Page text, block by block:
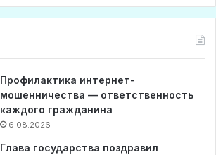
Профилактика интернет-
мошенничества — ответственность
каждого гражданина
6.08.2026
Глава государства поздравил